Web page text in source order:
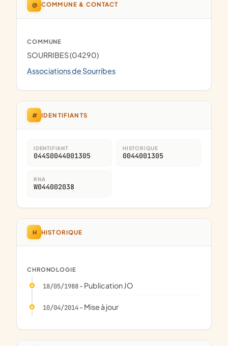
@ COMMUNE & CONTACT
COMMUNE
SOURRIBES (04290)
Associations de Sourribes
# IDENTIFIANTS
IDENTIFIANT
044S0044001305
HISTORIQUE
0044001305
RNA
W044002038
H HISTORIQUE
CHRONOLOGIE
18/05/1988- Publication JO
10/04/2014- Mise à jour